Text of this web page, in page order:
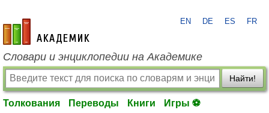
academic.ru
EN DE ES FR
Словари и энциклопедии на Академике
Найти!
Толкования Переводы Книги Игры ⚽